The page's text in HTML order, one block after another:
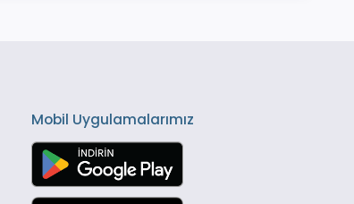
Mobil Uygulamalarımız